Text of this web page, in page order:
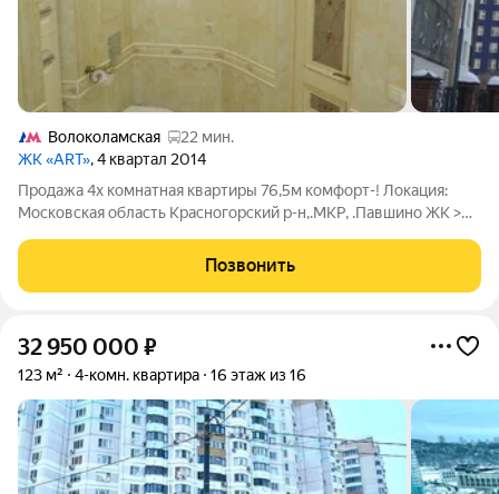
Волоколамская
22 мин.
ЖК «ART», 4 квартал 2014
Продажа 4х комнатная квартиры 76,5м комфорт-! Локация:
Московская область Красногорский р-н,.МКР, .Павшино ЖК >
планировка: прихожая 5 м ,кухня 24м, гостиная 24 м,спальня 9
м, спальня 16,5 м,
Позвонить
32 950 000 ₽
123 м² 4-комн. квартира 16 этаж из 16